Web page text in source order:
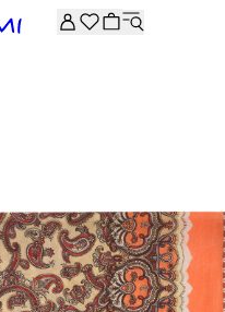
sur la sélection